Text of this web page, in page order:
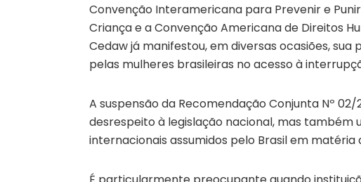
Convenção Interamericana para Prevenir e
Criança e a Convenção Americana de Direitos
Cedaw já manifestou, em diversas ocasiões,
pelas mulheres brasileiras no acesso à
A suspensão da Recomendação Conjunta Nº
desrespeito à legislação nacional, mas também
internacionais assumidos pelo Brasil em matéria